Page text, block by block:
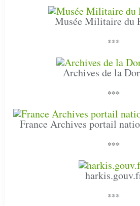
Musée Militaire du
***
Archives de la
***
France Archives portail
***
***